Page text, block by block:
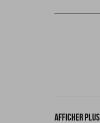
Afficher plus